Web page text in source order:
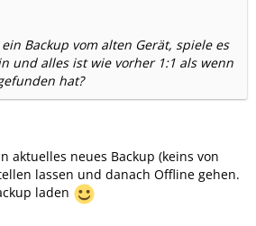
Backup vom alten Gerät, spiele es
und alles ist wie vorher 1:1 als wenn
hat?
aktuelles neues Backup (keins von
lassen und danach Offline gehen.
laden